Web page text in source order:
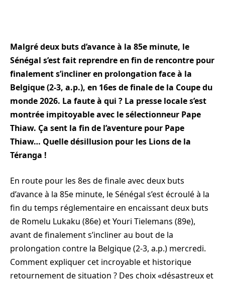
Malgré deux buts d’avance à la 85e minute, le
Sénégal s’est fait reprendre en fin de rencontre pour
finalement s’incliner en prolongation face à la
Belgique (2-3, a.p.), en 16es de finale de la Coupe du
monde 2026. La faute à qui ? La presse locale s’est
montrée impitoyable avec le sélectionneur Pape
Thiaw. Ça sent la fin de l’aventure pour Pape
Thiaw… Quelle désillusion pour les Lions de la
Téranga !
En route pour les 8es de finale avec deux buts
d’avance à la 85e minute, le Sénégal s’est écroulé à la
fin du temps réglementaire en encaissant deux buts
de Romelu Lukaku (86e) et Youri Tielemans (89e),
avant de finalement s’incliner au bout de la
prolongation contre la Belgique (2-3, a.p.) mercredi.
Comment expliquer cet incroyable et historique
retournement de situation ? Des choix «désastreux et